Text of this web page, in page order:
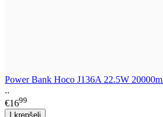
Power Bank Hoco J136A 22.5W
..
€1699